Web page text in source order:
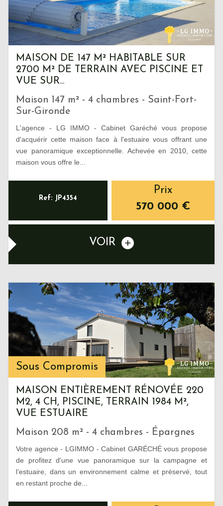
MAISON DE 147 M² HABITABLE SUR
2700 M² DE TERRAIN AVEC PISCINE ET
VUE SUR...
Maison 147 m² - 4 chambres - Saint-Fort-
Sur-Gironde
L'agence - LG IMMO - Cabinet Garéché vous propose
d'acquérir cette maison face à l'estuaire vous offrant une
vue panoramique exceptionnelle. Achevée en 2010, cette
maison vous offre le...
Ref: JP4354
Prix
570 000 €
VOIR
Sous Compromis
MAISON ENTIÈREMENT RÉNOVÉE 220
M2, 4 CH, PISCINE, TERRAIN 1984 M²,
VUE ESTUAIRE
Maison 208 m² - 4 chambres - Épargnes
Votre agence - LGIMMO - Cabinet GARÉCHÉ vous propose
de profitez d'une vue panoramique sur la campagne et
l’estuaire, dans un environnement calme et préservé, tout
en restant proche de...